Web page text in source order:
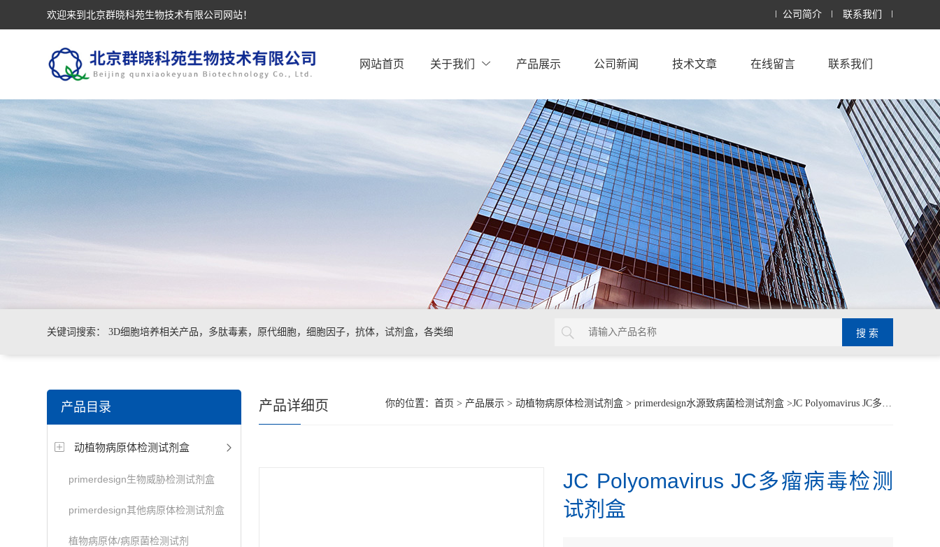
欢迎来到北京群晓科苑生物技术有限公司网站！ 公司简介 联系我们
网站首页 关于我们 产品展示 公司新闻 技术文章 在线留言 联系我们
关键词搜索： 3D细胞培养相关产品，多肽毒素，原代细胞，细胞因子，抗体，试剂盒，各类细
产品目录
动植物病原体检测试剂盒
primerdesign生物威胁检测试剂盒
primerdesign其他病原体检测试剂盒
植物病原体/病原菌检测试剂
你的位置：首页 > 产品展示 >动植物病原体检测试剂盒 >primerdesign水源致病菌检测试剂盒 >JC Polyomavirus JC多瘤病毒检测试剂盒
产品详细页
JC Polyomavirus JC多瘤病毒检测
试剂盒